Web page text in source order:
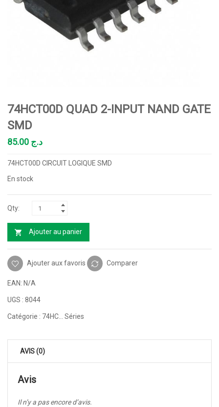
74HCT00D QUAD 2-INPUT NAND GATE
SMD
د.ج
74HCT00D CIRCUIT LOGIQUE SMD
En stock
Ajouter au panier
Ajouter aux favoris Comparer
EAN: N/A
UGS : 8044
Catégorie : 74HC... Séries
AVIS (0)
Avis
Il n’y a pas encore d’avis.